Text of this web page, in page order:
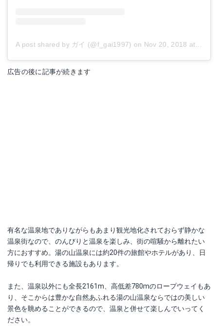
A post shared by ガイ (@f_gai1997) on Nov 20, 2018 at 12:18am PST
広告の後に記事が続きます
有名な温泉地でありながらもあまり観光地化されておらず静かな
温泉街なので、のんびりと温泉を楽しみ、街の喧騒から離れたい
方におすすめ。湯の山温泉には約20件の旅館やホテルがあり、日
帰りでも利用できる施設もあります。
また、温泉以外にも全長2161m、高低差780mのロープウェイもあ
り、そこからは豊かな自然あふれる湯の山温泉ならではの美しい
景色を眺めることができるので、温泉と併せて楽しんでいってく
ださい。